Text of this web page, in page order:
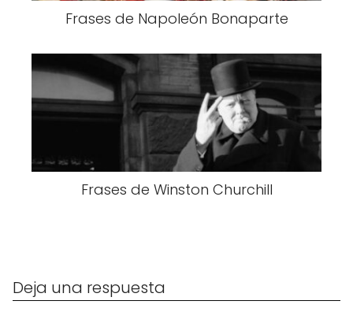
Frases de Napoleón Bonaparte
Frases de Winston Churchill
Deja una respuesta